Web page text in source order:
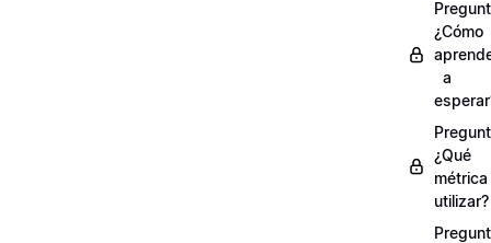
¿Cómo
a
¿Qué
métrica
utilizar?